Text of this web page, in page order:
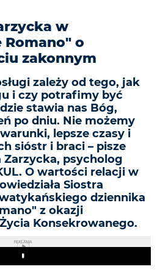
w
Romano" o
zakonnym
zależy od tego, jak
i czy potrafimy być
stawia nas Bóg,
po dniu. Nie możemy
lepsze czasy i
sióstr i braci – pisze
psycholog
O wartości relacji w
Siostra
dziennika
z okazji
Konsekrowanego.
REKLAMA
Play